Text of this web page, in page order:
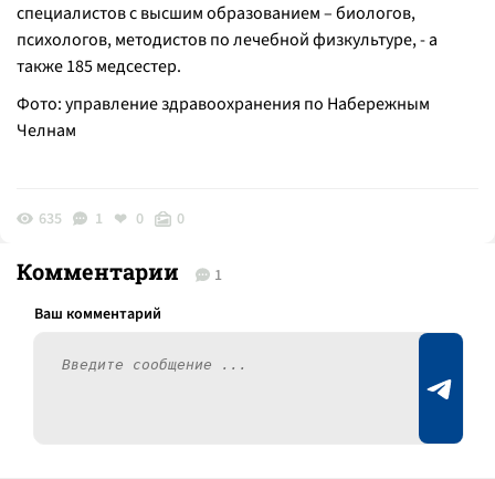
специалистов с высшим образованием – биологов,
психологов, методистов по лечебной физкультуре, - а
также 185 медсестер.
Фото: управление здравоохранения по Набережным
Челнам
635 1 0 0
Комментарии 1